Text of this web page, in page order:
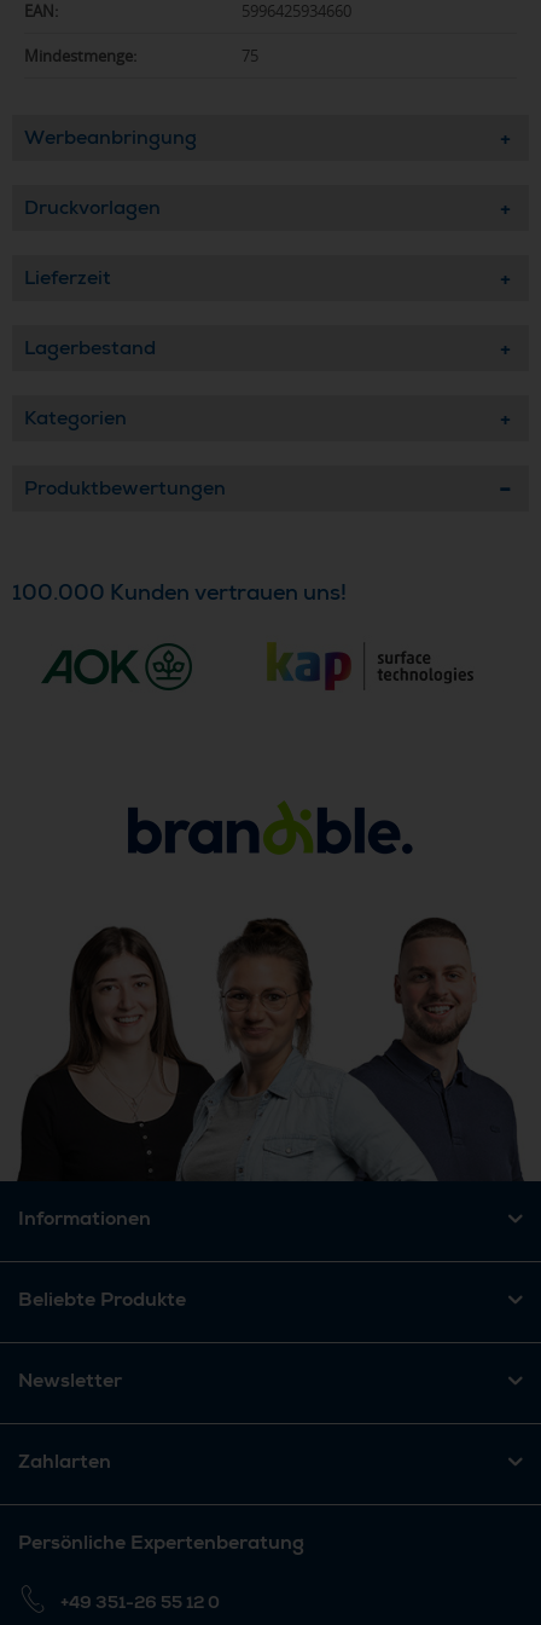
EAN: 5996425934660
Mindestmenge: 75
Werbeanbringung
Druckvorlagen
Lieferzeit
Lagerbestand
Kategorien
Produktbewertungen
100.000 Kunden vertrauen uns!
Informationen
Beliebte Produkte
Newsletter
Zahlarten
Persönliche Expertenberatung
+49 351-26 55 12 0